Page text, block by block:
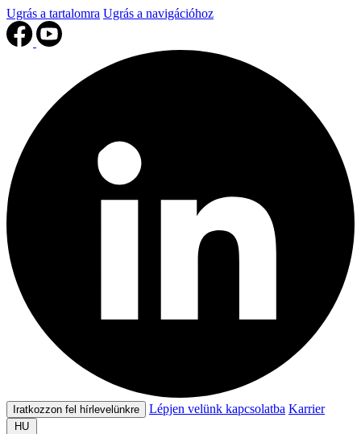
Ugrás a tartalomra Ugrás a navigációhoz
Iratkozzon fel hírlevelünkre Lépjen velünk kapcsolatba Karrier
HU